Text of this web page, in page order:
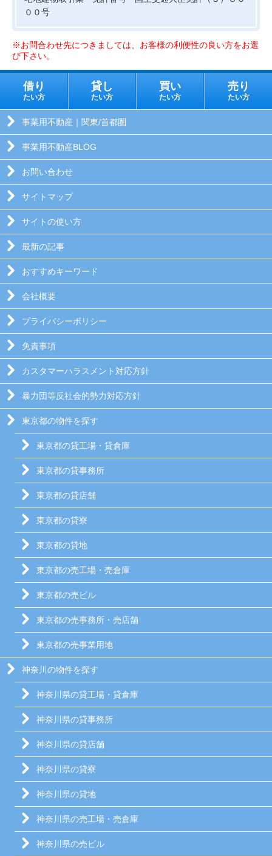
００号
※お問合わせ先につきましては、お客様の利便性の良い方をお選
び下さい。
借り
たい方
貸し
たい方
買い
たい方
売り
たい方
事業用不動産｜関東/首都圏
事業用不動産BLOG
お問い合わせ
サイトマップ
サイトの使い方
最新の記事
おすすめキーワード
会社概要
プライバシーポリシー
免責事項
カスタマーハラスメント対応方針
暴力団等反社会的勢力対応方針
東京都の物件を探す
東京都の貸工場・貸倉庫
東京都の貸事務所
東京都の貸店舗
東京都の貸寮
東京都の貸地
東京都の売工場・売倉庫
東京都の売ビル
東京都の売事務所・売店舗
東京都の売事業用地
神奈川の物件を探す
神奈川県の貸工場・貸倉庫
神奈川県の貸事務所
神奈川県の貸店舗
神奈川県の貸寮
神奈川県の貸地
神奈川県の売工場・売倉庫
神奈川県の売ビル